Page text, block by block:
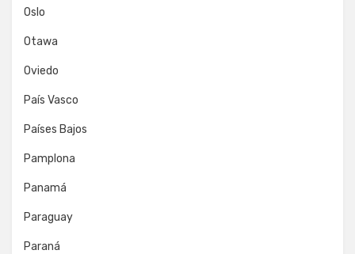
Oslo
Otawa
Oviedo
País Vasco
Países Bajos
Pamplona
Panamá
Paraguay
Paraná